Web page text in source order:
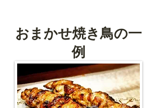
おまかせ焼き鳥の一
例